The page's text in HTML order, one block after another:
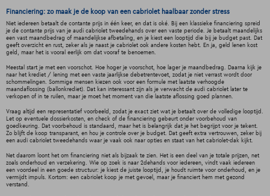
Financiering: zo maak je de koop van een cabriolet haalbaar zonder stress
Niet iedereen betaalt de contante prijs in één keer, en dat is oké. Bij een klassieke financiering spreid
je de contante prijs van je audi cabriolet tweedehands over een vaste periode. Je betaalt maandelijks
een vast maandbedrag of maandelijkse afbetaling, en je kiest een looptijd die bij je budget past. Dat
geeft overzicht en rust, zeker als je naast je cabriolet ook andere kosten hebt. En ja, geld lenen kost
geld, maar het is vooral eerlijk om dat vooraf te benoemen.
Meestal start je met een voorschot. Hoe hoger je voorschot, hoe lager je maandbedrag. Daarna kijk je
naar het krediet / lening met een vaste jaarlijkse debetrentevoet, zodat je niet verrast wordt door
schommelingen. Sommige mensen kiezen ook voor een formule met laatste verhoogde
maandaflossing (ballonkrediet). Dat kan interessant zijn als je verwacht de audi cabriolet later te
verkopen of in te ruilen, maar je moet het moment van die laatste aflossing goed plannen.
Vraag altijd een representatief voorbeeld, zodat je exact ziet wat je betaalt over de volledige looptijd.
Let op eventuele dossierkosten, en check of de financiering gebeurt onder voorbehoud van
goedkeuring. Dat voorbehoud is standaard, maar het is belangrijk dat je het begrijpt voor je tekent.
Zo blijft de koop transparant, en hou je controle over je budget. Dat geeft extra vertrouwen, zeker bij
een audi cabriolet tweedehands waar je vaak ook naar opties en staat van het cabriolet-dak kijkt.
Net daarom loont het om financiering niet als bijzaak te zien. Het is een deel van je totale prijzen, net
zoals onderhoud en verzekering. Wie op zoek is naar 2dehands voor iedereen, vindt vaak iedereen
een voordeel in een goede structuur: je kiest de juiste looptijd, je houdt ruimte voor onderhoud, en je
vermijdt impuls. Kortom: een cabriolet koop je met gevoel, maar je financiert hem met gezond
verstand.